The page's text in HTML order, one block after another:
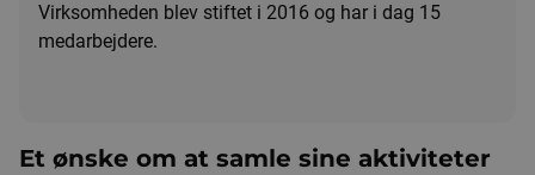
Virksomheden blev stiftet i 2016 og har i dag 15
medarbejdere.
Et ønske om at samle sine aktiviteter